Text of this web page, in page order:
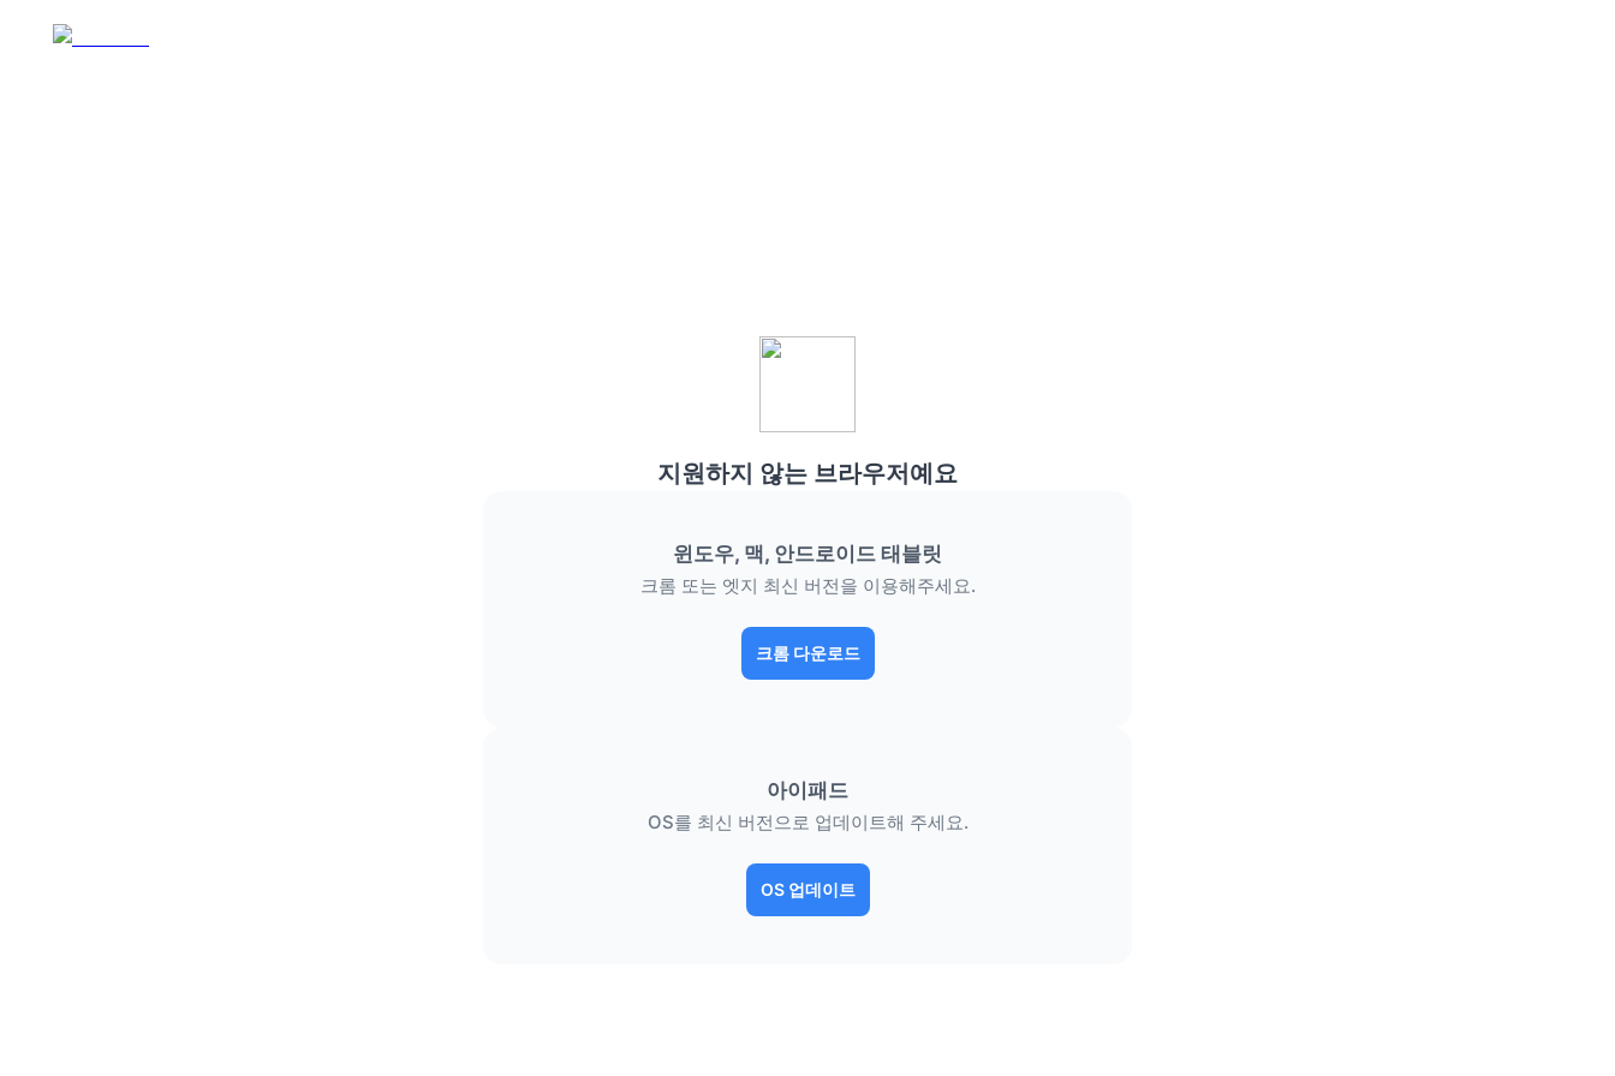
지원하지 않는 브라우저예요
윈도우, 맥, 안드로이드 태블릿
크롬 또는 엣지 최신 버전을 이용해주세요.
크롬 다운로드
아이패드
OS를 최신 버전으로 업데이트해 주세요.
OS 업데이트